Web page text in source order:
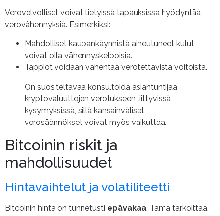
Verovelvolliset voivat tietyissä tapauksissa hyödyntää
verovähennyksiä. Esimerkiksi:
Mahdolliset kaupankäynnistä aiheutuneet kulut
voivat olla vähennyskelpoisia.
Tappiot voidaan vähentää verotettavista voitoista.
On suositeltavaa konsultoida asiantuntijaa
kryptovaluuttojen verotukseen liittyvissä
kysymyksissä, sillä kansainväliset
verosäännökset voivat myös vaikuttaa.
Bitcoinin riskit ja
mahdollisuudet
Hintavaihtelut ja volatiliteetti
Bitcoinin hinta on tunnetusti epävakaa. Tämä tarkoittaa,